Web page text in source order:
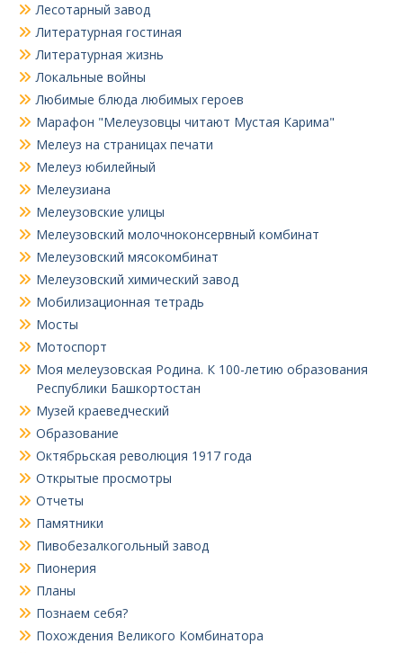
Лесотарный завод
Литературная гостиная
Литературная жизнь
Локальные войны
Любимые блюда любимых героев
Марафон "Мелеузовцы читают Мустая Карима"
Мелеуз на страницах печати
Мелеуз юбилейный
Мелеузиана
Мелеузовские улицы
Мелеузовский молочноконсервный комбинат
Мелеузовский мясокомбинат
Мелеузовский химический завод
Мобилизационная тетрадь
Мосты
Мотоспорт
Моя мелеузовская Родина. К 100-летию образования
Республики Башкортостан
Музей краеведческий
Образование
Октябрьская революция 1917 года
Открытые просмотры
Отчеты
Памятники
Пивобезалкогольный завод
Пионерия
Планы
Познаем себя?
Похождения Великого Комбинатора